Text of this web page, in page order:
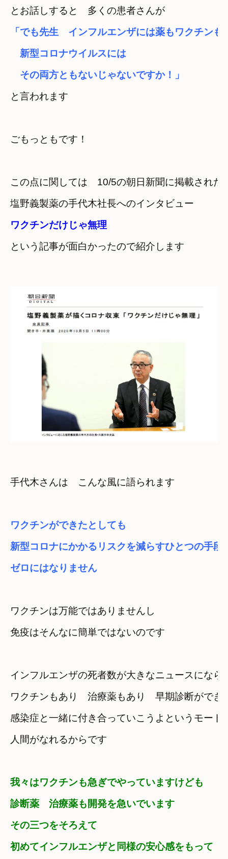
とお話しすると　多くの患者さんが
「でも先生　インフルエンザには薬もワクチンも
新型コロナウイルスには
その両方ともないじゃないですか！」
と言われます
ごもっともです！
この点に関しては　10/5の朝日新聞に掲載された
塩野義製薬の手代木社長へのインタビュー
ワクチンだけじゃ無理
という記事が面白かったので紹介します
手代木さんは　こんな風に語られます
ワクチンができたとしても
新型コロナにかかるリスクを減らすひとつの手段
ワクチンは万能ではありませんし
免疫はそんなに簡単ではないのです
インフルエンザの死者数が大きなニュースになら
ワクチンもあり　治療薬もあり　早期診断ができ
感染症と一緒に付き合っていこうよというモード
人間がなれるからです
我々はワクチンも急ぎでやっていますけども
診断薬　治療薬も開発を急いでいます
その三つをそろえて
初めてインフルエンザと同様の安心感をもって